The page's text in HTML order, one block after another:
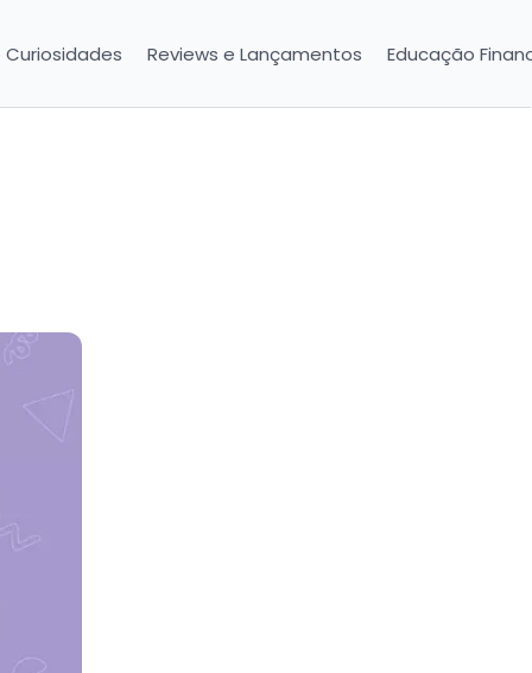
Curiosidades Reviews e Lançamentos Educação